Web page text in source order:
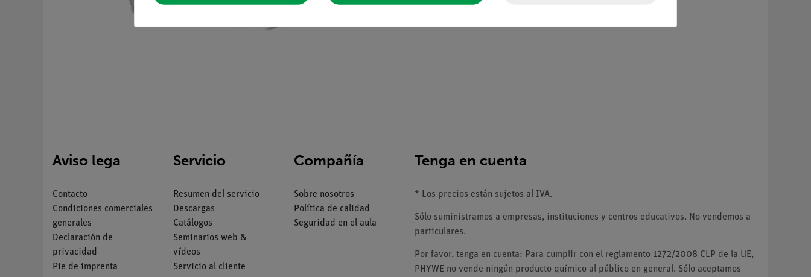
Aviso lega
Contacto
Condiciones comerciales
generales
Declaración de
privacidad
Pie de imprenta
Servicio
Resumen del servicio
Descargas
Catálogos
Seminarios web &
vídeos
Servicio al cliente
Compañía
Sobre nosotros
Política de calidad
Seguridad en el aula
Tenga en cuenta
* Los precios están sujetos al IVA.
Sólo suministramos a empresas, instituciones y centros educativos. No vendemos a
particulares.
Por favor, tenga en cuenta: Para cumplir con el reglamento 1272/2008 CLP de la UE,
PHYWE no vende ningún producto químico al público en general. Sólo aceptamos